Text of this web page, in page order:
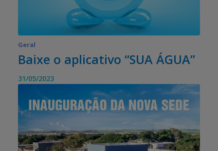
Geral
Baixe o aplicativo “SUA ÁGUA”
31/05/2023